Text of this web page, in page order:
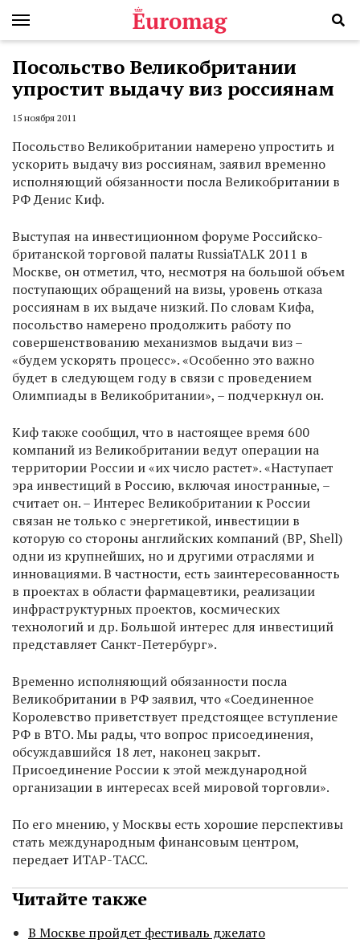
Посольство Великобритании
упростит выдачу виз россиянам
15 ноября 2011
Посольство Великобритании намерено упростить и
ускорить выдачу виз россиянам, заявил временно
исполняющий обязанности посла Великобритании в
РФ Денис Киф.
Выступая на инвестиционном форуме Российско-
британской торговой палаты RussiaTALK 2011 в
Москве, он отметил, что, несмотря на большой объем
поступающих обращений на визы, уровень отказа
россиянам в их выдаче низкий. По словам Кифа,
посольство намерено продолжить работу по
совершенствованию механизмов выдачи виз –
«будем ускорять процесс». «Особенно это важно
будет в следующем году в связи с проведением
Олимпиады в Великобритании», – подчеркнул он.
Киф также сообщил, что в настоящее время 600
компаний из Великобритании ведут операции на
территории России и «их число растет». «Наступает
эра инвестиций в Россию, включая иностранные, –
считает он. – Интерес Великобритании к России
связан не только с энергетикой, инвестиции в
которую со стороны английских компаний (ВР, Shell)
одни из крупнейших, но и другими отраслями и
инновациями. В частности, есть заинтересованность
в проектах в области фармацевтики, реализации
инфраструктурных проектов, космических
технологий и др. Большой интерес для инвестиций
представляет Санкт-Петербург».
Временно исполняющий обязанности посла
Великобритании в РФ заявил, что «Соединенное
Королевство приветствует предстоящее вступление
РФ в ВТО. Мы рады, что вопрос присоединения,
обсуждавшийся 18 лет, наконец закрыт.
Присоединение России к этой международной
организации в интересах всей мировой торговли».
По его мнению, у Москвы есть хорошие перспективы
стать международным финансовым центром,
передает ИТАР-ТАСС.
Читайте также
В Москве пройдет фестиваль джелато